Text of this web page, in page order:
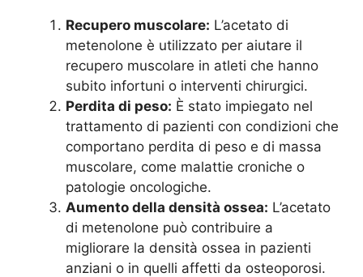
Recupero muscolare: L’acetato di
metenolone è utilizzato per aiutare il
recupero muscolare in atleti che hanno
subito infortuni o interventi chirurgici.
Perdita di peso: È stato impiegato nel
trattamento di pazienti con condizioni che
comportano perdita di peso e di massa
muscolare, come malattie croniche o
patologie oncologiche.
Aumento della densità ossea: L’acetato
di metenolone può contribuire a
migliorare la densità ossea in pazienti
anziani o in quelli affetti da osteoporosi.